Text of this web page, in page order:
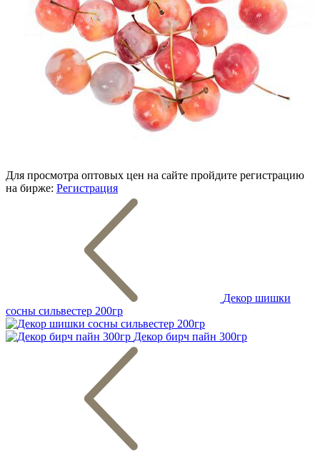
Для просмотра оптовых цен на сайте пройдите регистрацию
на бирже: Регистрация
Декор шишки
сосны сильвестер 200гр
Декор бирч пайн 300гр